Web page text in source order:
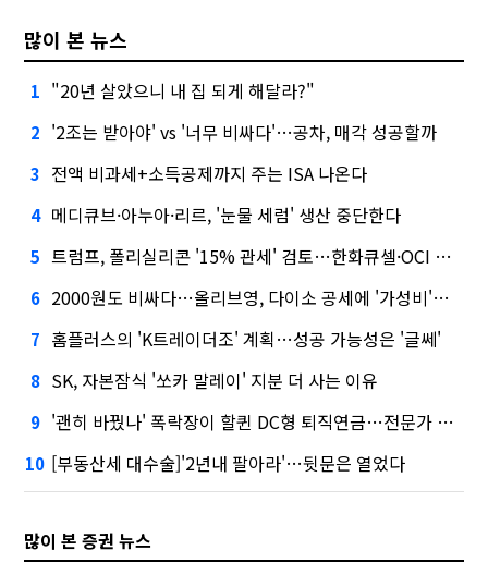
많이 본 뉴스
1 "20년 살았으니 내 집 되게 해달라?"
2 '2조는 받아야' vs '너무 비싸다'…공차, 매각 성공할까
3 전액 비과세+소득공제까지 주는 ISA 나온다
4 메디큐브·아누아·리르, '눈물 세럼' 생산 중단한다
5 트럼프, 폴리실리콘 '15% 관세' 검토…한화큐셀·OCI 영향은?
6 2000원도 비싸다…올리브영, 다이소 공세에 '가성비'로 맞불
7 홈플러스의 'K트레이더조' 계획…성공 가능성은 '글쎄'
8 SK, 자본잠식 '쏘카 말레이' 지분 더 사는 이유
9 '괜히 바꿨나' 폭락장이 할퀸 DC형 퇴직연금…전문가 조언은
10 [부동산세 대수술]'2년내 팔아라'…뒷문은 열었다
많이 본 증권 뉴스